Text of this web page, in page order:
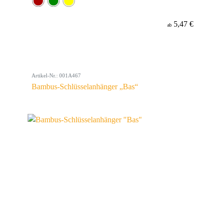
ab 5,47 €
Artikel-Nr.: 001A467
Bambus-Schlüsselanhänger „Bas“